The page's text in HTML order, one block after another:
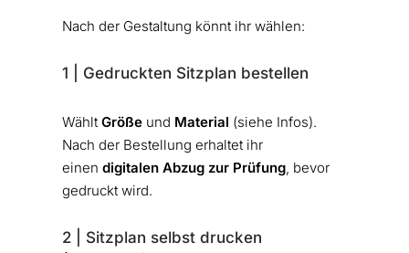
Nach der Gestaltung könnt ihr wählen:
1 | Gedruckten Sitzplan bestellen
Wählt Größeund Material (siehe Infos).
Nach der Bestellung erhaltet ihr
einen digitalen Abzug zur Prüfung, bevor
gedruckt wird.
2 | Sitzplan selbst drucken